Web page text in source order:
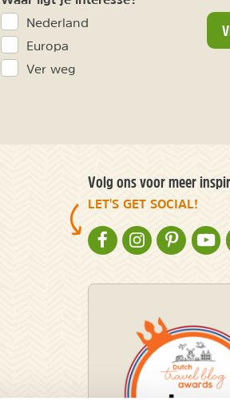
Nederland
Europa
Ver weg
Volg ons voor meer
LET'S GET SOCIAL!
NATURESCANNER OP
NATURESCANNER